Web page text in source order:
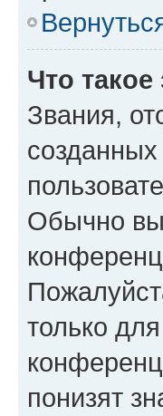
Что
Звания,
Обычно вы
только
понизят